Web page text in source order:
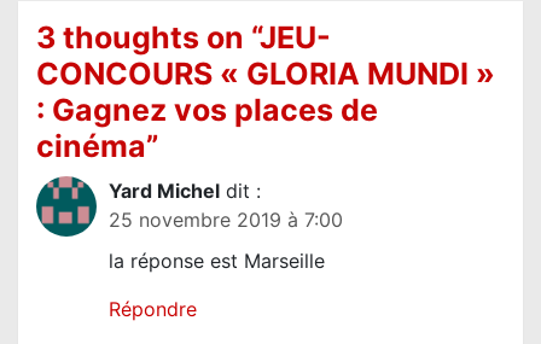
3 thoughts on “JEU-
CONCOURS « GLORIA MUNDI »
: Gagnez vos places de
cinéma”
Yard Michel dit :
25 novembre 2019 à 7:00
la réponse est Marseille
Répondre